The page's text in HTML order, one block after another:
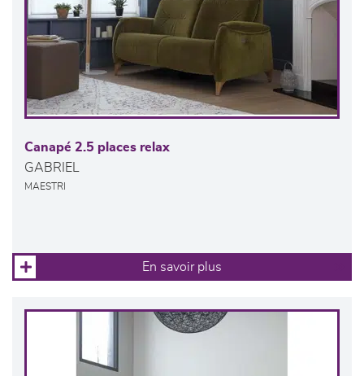
Canapé 2.5 places relax
GABRIEL
MAESTRI
En savoir plus